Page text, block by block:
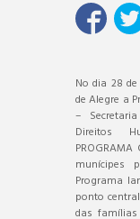
No dia 28
de Alegre a
–
Direitos
munícipes
Programa
ponto
das